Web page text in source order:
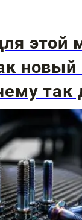
этой
новый
так